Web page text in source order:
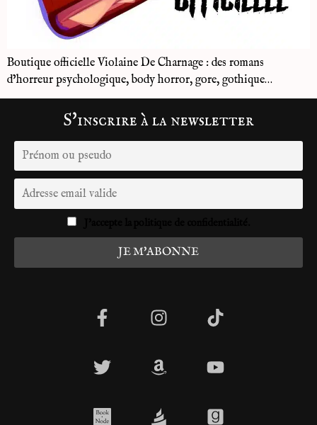
Boutique officielle Violaine De Charnage : des romans
d’horreur psychologique, body horror, gore, gothique…
S'inscrire à la newsletter